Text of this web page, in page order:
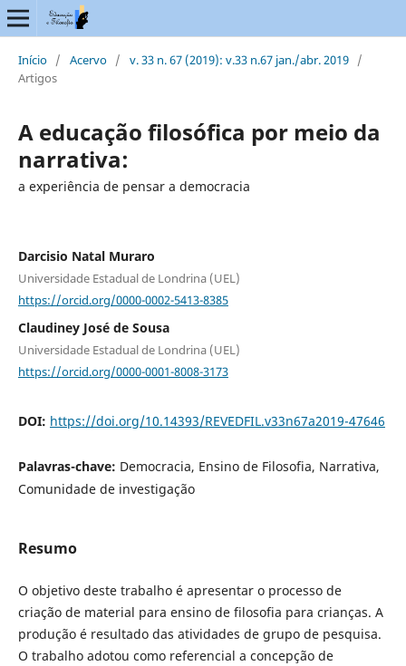
Início / Acervo / v. 33 n. 67 (2019): v.33 n.67 jan./abr. 2019 /
Artigos
A educação filosófica por meio da
narrativa:
a experiência de pensar a democracia
Darcisio Natal Muraro
Universidade Estadual de Londrina (UEL)
https://orcid.org/0000-0002-5413-8385
Claudiney José de Sousa
Universidade Estadual de Londrina (UEL)
https://orcid.org/0000-0001-8008-3173
DOI: https://doi.org/10.14393/REVEDFIL.v33n67a2019-47646
Palavras-chave: Democracia, Ensino de Filosofia, Narrativa,
Comunidade de investigação
Resumo
O objetivo deste trabalho é apresentar o processo de
criação de material para ensino de filosofia para crianças. A
produção é resultado das atividades de grupo de pesquisa.
O trabalho adotou como referencial a concepção de